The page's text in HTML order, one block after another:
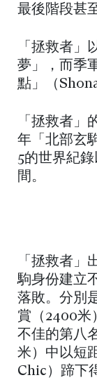
最後階段甚
「拯救者」
夢」，而季
點」（
「拯救者」
年「北部玄
5的世界紀
間。
「拯救者」
駒身份建立
落敗。分別
賞（2400米
不佳的第八
米）中以短
Chic）蹄下